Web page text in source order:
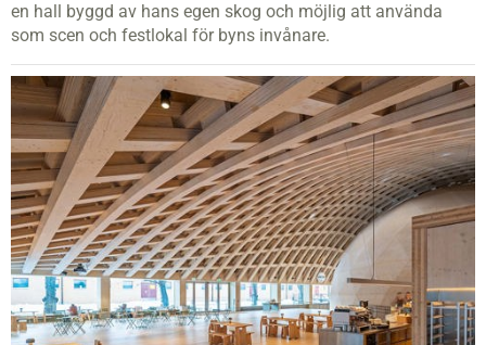
en hall byggd av hans egen skog och möjlig att använda
som scen och festlokal för byns invånare.